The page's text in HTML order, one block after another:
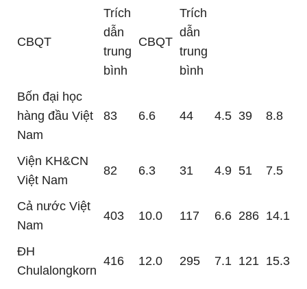
CBQT
Trích
dẫn
trung
bình
CBQT
Trích
dẫn
trung
bình
Bốn đại học
hàng đầu Việt
Nam
83 6.6 44 4.5 39 8.8
Viện KH&CN
Việt Nam
82 6.3 31 4.9 51 7.5
Cả nước Việt
Nam
403 10.0 117 6.6 286 14.1
ĐH
Chulalongkorn
416 12.0 295 7.1 121 15.3